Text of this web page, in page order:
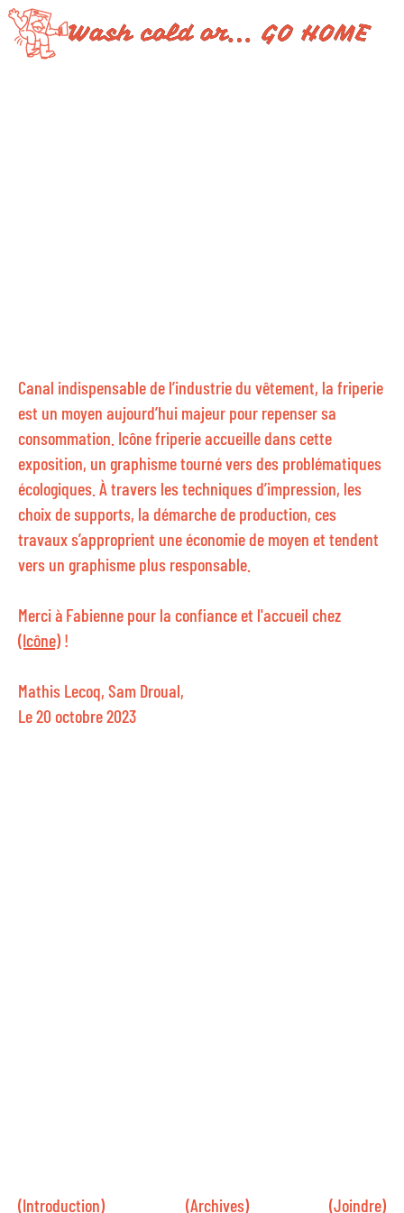
Canal indispensable de l’industrie du vêtement, la friperie
est un moyen aujourd’hui majeur pour repenser sa
consommation. Icône friperie accueille dans cette
exposition, un graphisme tourné vers des problématiques
écologiques. À travers les techniques d’impression, les
choix de supports, la démarche de production, ces
travaux s’approprient une économie de moyen et tendent
vers un graphisme plus responsable.
Merci à Fabienne pour la confiance et l'accueil chez
(Icône) !
Mathis Lecoq, Sam Droual,
Le 20 octobre 2023
(Introduction) (Archives) (Joindre)